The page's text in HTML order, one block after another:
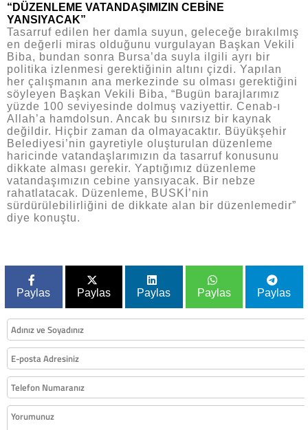
“DÜZENLEME VATANDAŞIMIZIN CEBİNE
YANSIYACAK”
Tasarruf edilen her damla suyun, geleceğe bırakılmış
en değerli miras olduğunu vurgulayan Başkan Vekili
Biba, bundan sonra Bursa’da suyla ilgili ayrı bir
politika izlenmesi gerektiğinin altını çizdi. Yapılan
her çalışmanın ana merkezinde su olması gerektiğini
söyleyen Başkan Vekili Biba, “Bugün barajlarımız
yüzde 100 seviyesinde dolmuş vaziyettir. Cenab-ı
Allah’a hamdolsun. Ancak bu sınırsız bir kaynak
değildir. Hiçbir zaman da olmayacaktır. Büyükşehir
Belediyesi’nin gayretiyle oluşturulan düzenleme
haricinde vatandaşlarımızın da tasarruf konusunu
dikkate alması gerekir. Yaptığımız düzenleme
vatandaşımızın cebine yansıyacak. Bir nebze
rahatlatacak. Düzenleme, BUSKİ’nin
sürdürülebilirliğini de dikkate alan bir düzenlemedir”
diye konuştu.
Paylas Paylas Paylas Paylas Paylas